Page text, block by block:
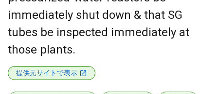
immediately shut down & that SG
tubes be inspected immediately at
those plants.
提供元サイトで表示